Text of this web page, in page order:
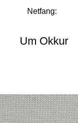
Netfang:
Um Okkur